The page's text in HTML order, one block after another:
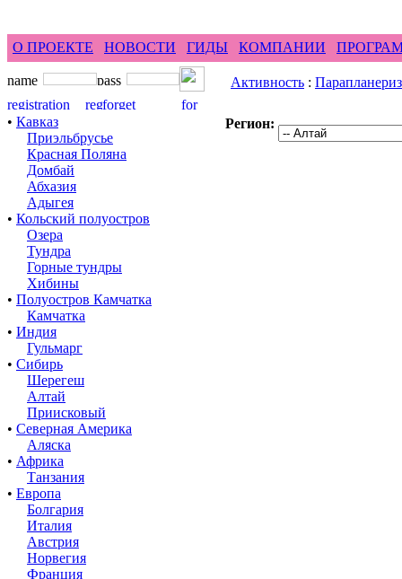
О ПРОЕКТЕ НОВОСТИ ГИДЫ КОМПАНИИ
• Кавказ
Приэльбрусье
Красная Поляна
Домбай
Абхазия
Адыгея
• Кольский полуостров
Озера
Тундра
Горные тундры
Хибины
• Полуостров Камчатка
Камчатка
• Индия
Гульмарг
• Сибирь
Шерегеш
Алтай
Приисковый
• Северная Америка
Аляска
• Африка
Танзания
• Европа
Болгария
Италия
Австрия
Норвегия
Франция
Активность :
Регион: